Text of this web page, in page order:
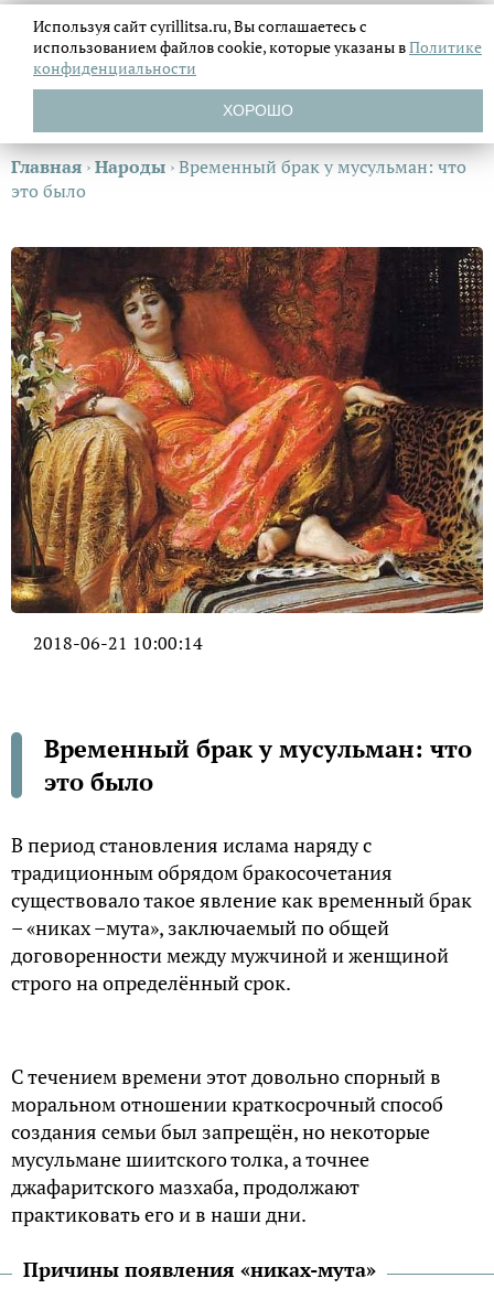
Главная ›Народы ›Временный брак у мусульман: что
это было
2018-06-21 10:00:14
Временный брак у мусульман: что
это было
В период становления ислама наряду с
традиционным обрядом бракосочетания
существовало такое явление как временный брак
– «никах –мута», заключаемый по общей
договоренности между мужчиной и женщиной
строго на определённый срок.
С течением времени этот довольно спорный в
моральном отношении краткосрочный способ
создания семьи был запрещён, но некоторые
мусульмане шиитского толка, а точнее
джафаритского мазхаба, продолжают
практиковать его и в наши дни.
Причины появления «никах-мута»
Используя сайт cyrillitsa.ru, Вы соглашаетесь с
использованием файловcookie, которые указаны вПолитике
конфиденциальности
ХОРОШО